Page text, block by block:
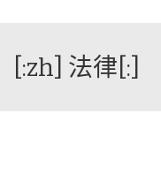
[:zh] 法律[:]